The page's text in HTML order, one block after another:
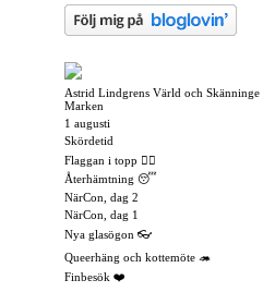
Astrid Lindgrens Värld och Skänninge
Marken
1 augusti
Skördetid
Flaggan i topp 🏳️‍🌈
Återhämtning 😴
NärCon, dag 2
NärCon, dag 1
Nya glasögon 👓
Queerhäng och kottemöte 🦔
Finbesök ❤️